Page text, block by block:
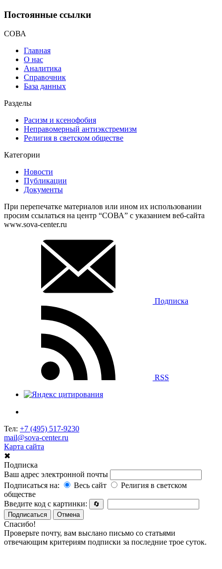
Постоянные ссылки
СОВА
Главная
О нас
Аналитика
Справочник
База данных
Разделы
Расизм и ксенофобия
Неправомерный антиэкстремизм
Религия в светском обществе
Категории
Новости
Публикации
Документы
При перепечатке материалов или ином их использовании
просим ссылаться на центр “СОВА” с указанием веб-сайта
www.sova-center.ru
Подписка
RSS
Тел: +7 (495) 517-9230
mail@sova-center.ru
Карта сайта
✖
Подписка
Ваш адрес электронной почты
Подписаться на:
Весь сайт
Религия в светском
обществе
Введите код с картинки:
🔄
Подписаться
Отмена
Спасибо!
Проверьте почту, вам выслано письмо со статьями
отвечающим критериям подписки за последние трое суток.